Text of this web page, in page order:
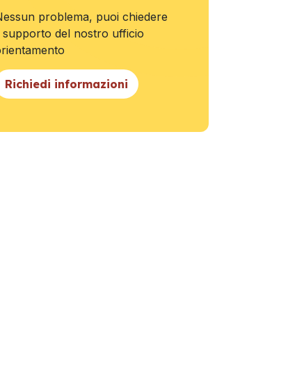
problema, puoi chiedere
supporto del nostro ufficio
Richiedi informazioni